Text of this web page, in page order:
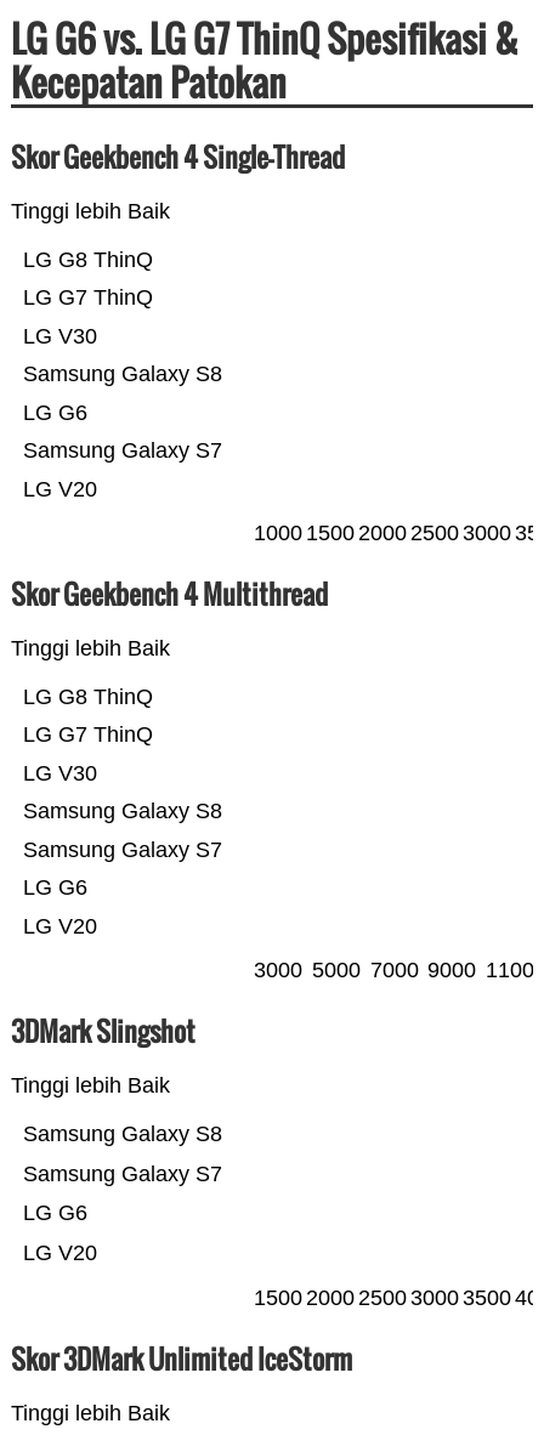
LG G6 vs. LG G7 ThinQ Spesifikasi &
Kecepatan Patokan
Skor Geekbench 4 Single-Thread
Tinggi lebih Baik
LG V20
Samsung Galaxy S7
LG G6
Samsung Galaxy S8
LG V30
LG G7 ThinQ
LG G8 ThinQ
1000 1500200025003000
Skor Geekbench 4 Multithread
Tinggi lebih Baik
LG V20
LG G6
Samsung Galaxy S7
Samsung Galaxy S8
LG V30
LG G7 ThinQ
LG G8 ThinQ
3000 5000 7000 9000
3DMark Slingshot
Tinggi lebih Baik
LG V20
LG G6
Samsung Galaxy S7
Samsung Galaxy S8
15002000250030003500
Skor 3DMark Unlimited IceStorm
Tinggi lebih Baik